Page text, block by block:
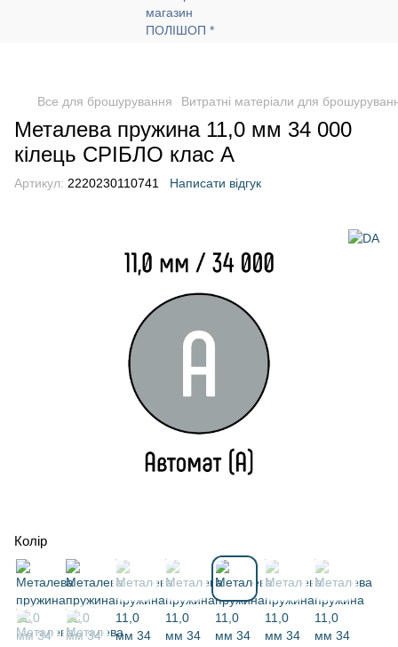
Все для брошурування Витратні матеріали для
Металева пружина 11,0 мм 34 000
кілець СРІБЛО клас А
Артикул: 2220230110741 Написати відгук
Колір